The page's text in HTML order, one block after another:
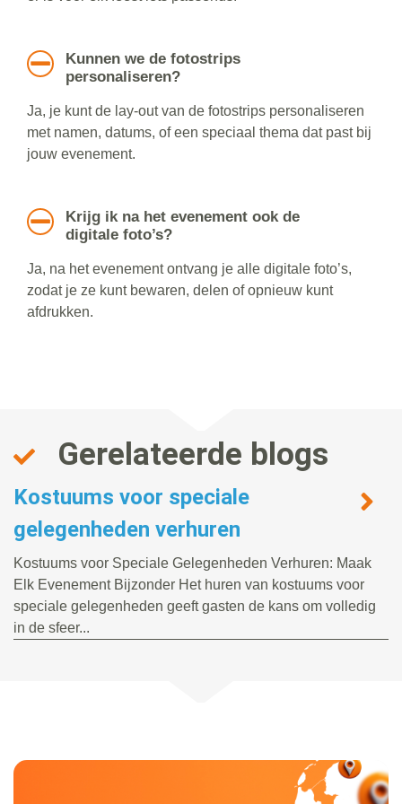
Kunnen we de fotostrips
personaliseren?
Ja, je kunt de lay-out van de fotostrips personaliseren
met namen, datums, of een speciaal thema dat past bij
jouw evenement.
Krijg ik na het evenement ook de
digitale foto’s?
Ja, na het evenement ontvang je alle digitale foto’s,
zodat je ze kunt bewaren, delen of opnieuw kunt
afdrukken.
Gerelateerde blogs
Kostuums voor speciale
gelegenheden verhuren
Kostuums voor Speciale Gelegenheden Verhuren: Maak
Elk Evenement Bijzonder Het huren van kostuums voor
speciale gelegenheden geeft gasten de kans om volledig
in de sfeer...